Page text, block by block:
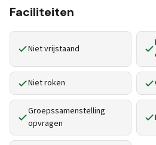
Faciliteiten
Niet vrijstaand
Niet roken
Groepssamenstelling
opvragen